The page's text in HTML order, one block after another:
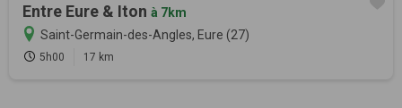
Entre Eure & Iton à 7km
Saint-Germain-des-Angles, Eure (27)
5h00 17 km